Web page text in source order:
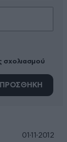
σχολιασμού
ΠΡΟΣΘΗΚΗ
01·11·2012